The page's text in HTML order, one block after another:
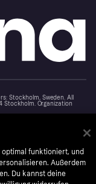
Stockholm, Sweden. All
Stockholm. Organization
funktioniert, und
Außerdem
Du kannst deine